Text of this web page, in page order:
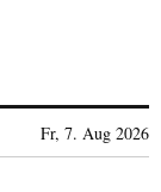
Fr, 7. Aug 2026